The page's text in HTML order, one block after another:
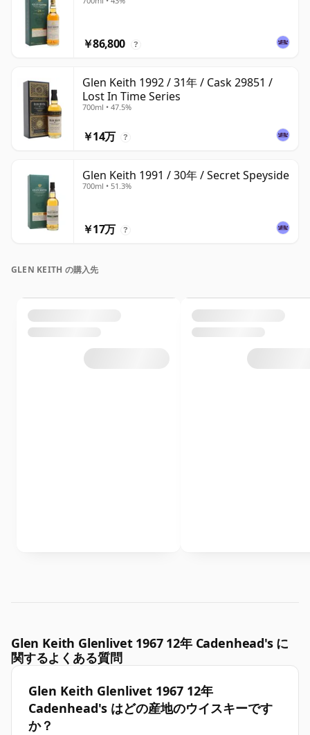
￥86,800 ?
Glen Keith 1992 / 31年 / Cask 29851 /
Lost In Time Series
700ml • 47.5%
￥14万 ?
Glen Keith 1991 / 30年 / Secret Speyside
700ml • 51.3%
￥17万 ?
GLEN KEITH の購入先
Glen Keith Glenlivet 1967 12年 Cadenhead's に
関するよくある質問
Glen Keith Glenlivet 1967 12年
Cadenhead's はどの産地のウイスキーです
か？